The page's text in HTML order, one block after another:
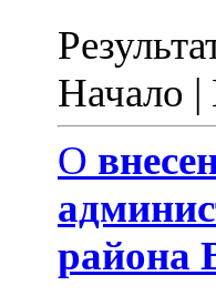
Начало |
О
района